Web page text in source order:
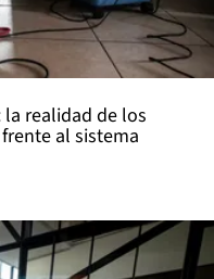
la realidad de los
al sistema